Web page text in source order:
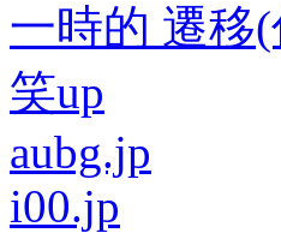
一時的 遷移
笑up
aubg.jp
i00.jp